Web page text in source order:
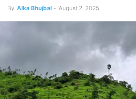
By Alka Bhujbal - August 2, 2025